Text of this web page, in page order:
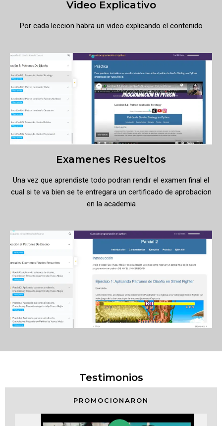
Video Explicativo
Por cada leccion habra un video explicando el contenido
Examenes Resueltos
Una vez que aprendiste todo podran rendir el examen final el
cual si te va bien se te entregara un certificado de aprobacion
en la academia
Testimonios
PROMOCIONARON